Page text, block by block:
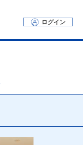
ログイン